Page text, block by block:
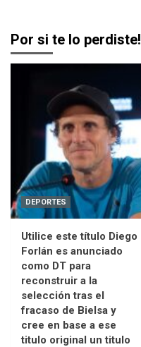
Por si te lo perdiste!
DEPORTES
Utilice este título Diego
Forlán es anunciado
como DT para
reconstruir a la
selección tras el
fracaso de Bielsa y
cree en base a ese
titulo original un titulo